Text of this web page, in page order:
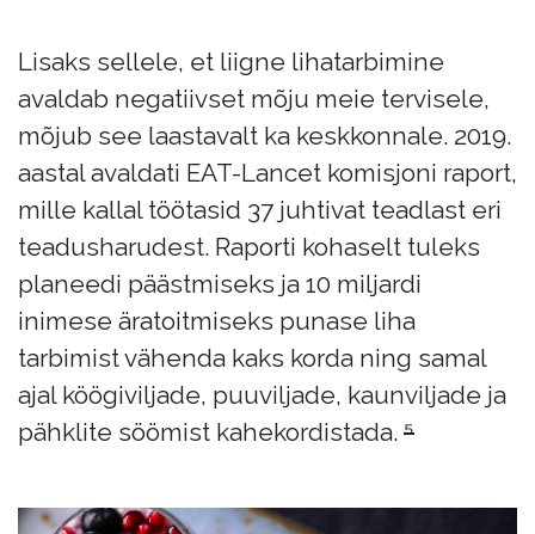
Lisaks sellele, et liigne lihatarbimine
avaldab negatiivset mõju meie tervisele,
mõjub see laastavalt ka keskkonnale. 2019.
aastal avaldati EAT-Lancet komisjoni raport,
mille kallal töötasid 37 juhtivat teadlast eri
teadusharudest. Raporti kohaselt tuleks
planeedi päästmiseks ja 10 miljardi
inimese äratoitmiseks punase liha
tarbimist vähenda kaks korda ning samal
ajal köögiviljade, puuviljade, kaunviljade ja
pähklite söömist kahekordistada. ⁵